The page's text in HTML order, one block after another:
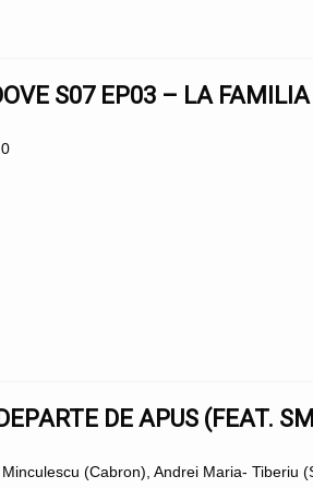
S07 EP03 – LA FAMILIA
0
DE APUS (FEAT.
(Cabron), Andrei Maria- Tiberiu